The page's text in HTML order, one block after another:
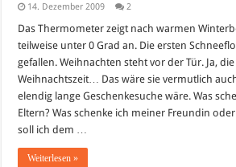
14. Dezember 2009 2
Das Thermometer zeigt nach warmen
teilweise unter 0 Grad an. Die ersten
gefallen. Weihnachten steht vor der Tür. Ja,
Weihnachtszeit… Das wäre sie vermutlich
elendig lange Geschenkesuche wäre. Was
Eltern? Was schenke ich meiner Freundin
soll ich dem …
Weiterlesen »